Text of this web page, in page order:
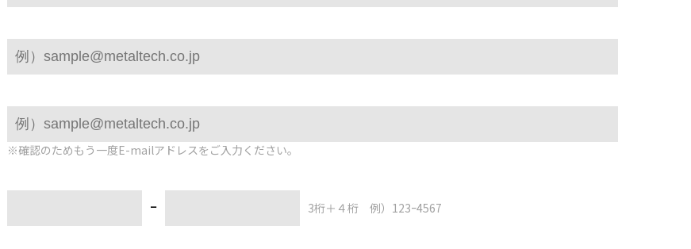
※確認のためもう一度E-mailアドレスをご入力ください。
ｰ 3桁＋４桁 例）123ｰ4567